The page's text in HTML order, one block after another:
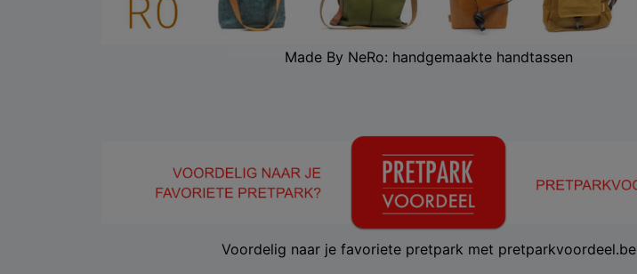
Made By NeRo: handgemaakte handtassen
Voordelig naar je favoriete pretpark met pretparkvoordeel.be